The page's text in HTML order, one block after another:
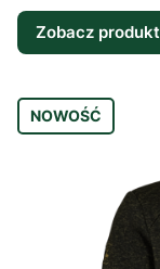
Zobacz produkt
NOWOŚĆ